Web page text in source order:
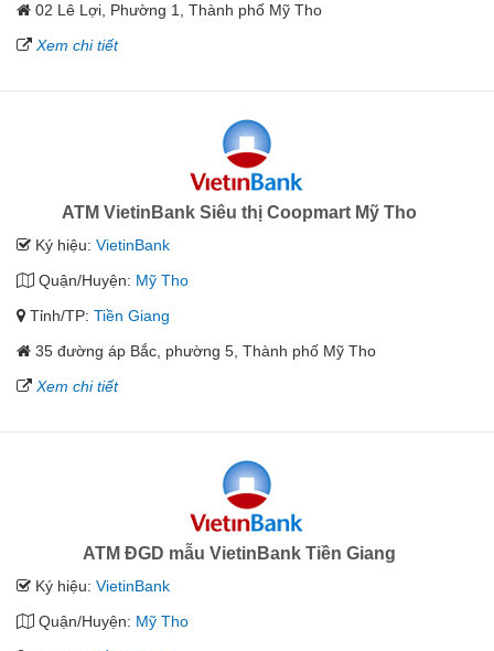
02 Lê Lợi, Phường 1, Thành phố Mỹ Tho
Xem chi tiết
ATM VietinBank Siêu thị Coopmart Mỹ Tho
Ký hiệu: VietinBank
Quận/Huyện: Mỹ Tho
Tỉnh/TP: Tiền Giang
35 đường áp Bắc, phường 5, Thành phố Mỹ Tho
Xem chi tiết
ATM ĐGD mẫu VietinBank Tiền Giang
Ký hiệu: VietinBank
Quận/Huyện: Mỹ Tho